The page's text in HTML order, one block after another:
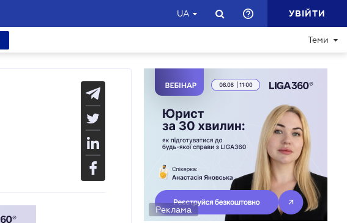
UA УВІЙТИ
Теми
Реклама